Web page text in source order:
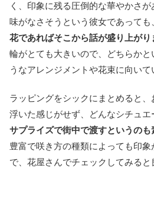
く、印象に残る圧倒的な華やかさ
味がなさそうという彼女であっても
花であればそこから話が盛り上がり
輪がとても大きいので、どちらかと
うなアレンジメントや花束に向いて
ラッピングをシックにまとめると
浮いた感じがせず、どんなシチュエ
サプライズで街中で渡すというのも
豊富で咲き方の種類によっても印
で、花屋さんでチェックしてみると